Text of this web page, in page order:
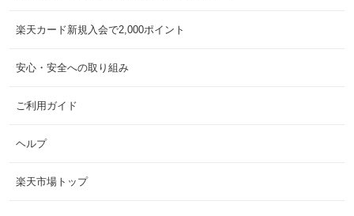
楽天カード新規入会で2,000ポイント
安心・安全への取り組み
ご利用ガイド
ヘルプ
楽天市場トップ